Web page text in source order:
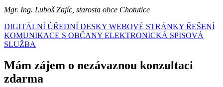
Mgr. Ing. Luboš Zajíc, starosta obce Chotutice
DIGITÁLNÍ ÚŘEDNÍ DESKY WEBOVÉ STRÁNKY ŘEŠENÍ
KOMUNIKACE S OBČANY ELEKTRONICKÁ SPISOVÁ
SLUŽBA
Mám zájem o nezávaznou konzultaci
zdarma